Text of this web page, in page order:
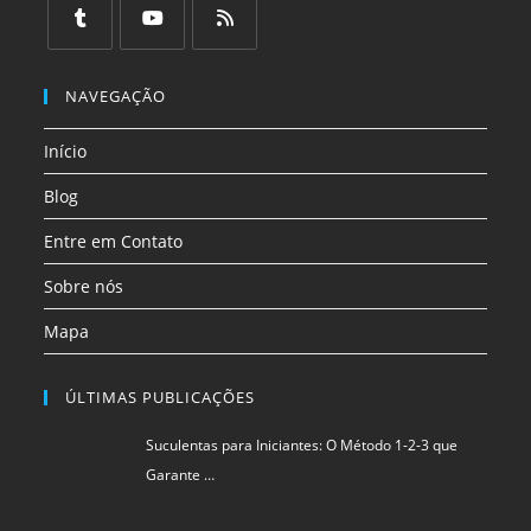
uma
aba
em
uma
aba
uma
em
nova
aba
em
aba
aba
NAVEGAÇÃO
Início
Blog
Entre em Contato
Sobre nós
Mapa
ÚLTIMAS PUBLICAÇÕES
Suculentas para Iniciantes: O Método 1-2-3 que
Garante …